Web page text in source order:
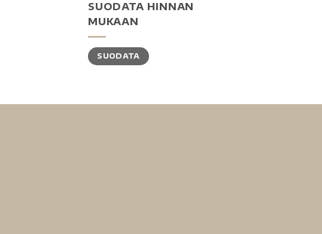
SUODATA HINNAN
MUKAAN
SUODATA